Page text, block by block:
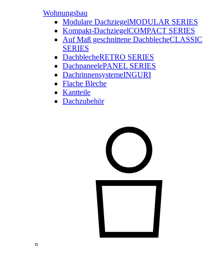
Wohnungsbau
Modulare DachziegelMODULAR SERIES
Kompakt-DachziegelCOMPACT SERIES
Auf Maß geschnittene DachblecheCLASSIC
SERIES
DachblecheRETRO SERIES
DachpaneelePANEL SERIES
DachrinnensystemeINGURI
Flache Bleche
Kantteile
Dachzubehör